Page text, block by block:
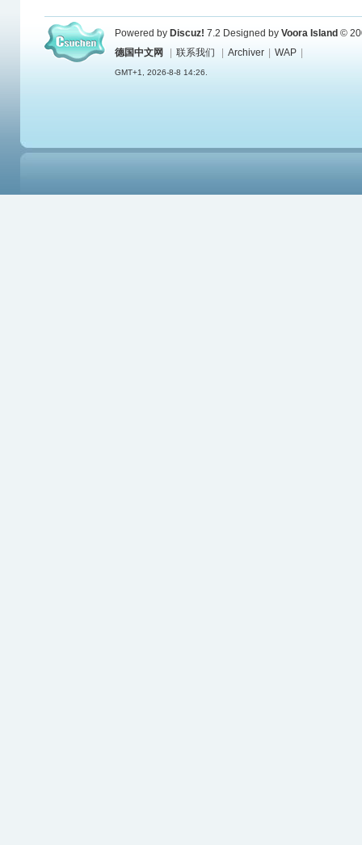
Powered by Discuz! 7.2 Designed by Voora Island ©
德国中文网
联系我们 Archiver WAP
GMT+1, 2026-8-8 14:26.